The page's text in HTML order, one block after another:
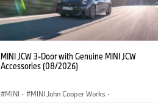
MINI JCW 3-Door with Genuine MINI JCW
Accessories (08/2026)
MINI · MINI John Cooper Works ·